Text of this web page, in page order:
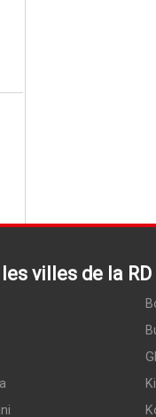
villes de la RD